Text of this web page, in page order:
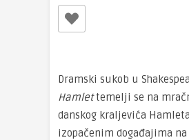
Dramski sukob u
Hamlettemelji se na
danskog kraljevića
izopačenim događajima na